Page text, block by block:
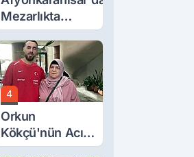
Mezarlıkta
Gizemli Ölüm
4
Orkun
Kökçü'nün Acı
Günü... Cenaze